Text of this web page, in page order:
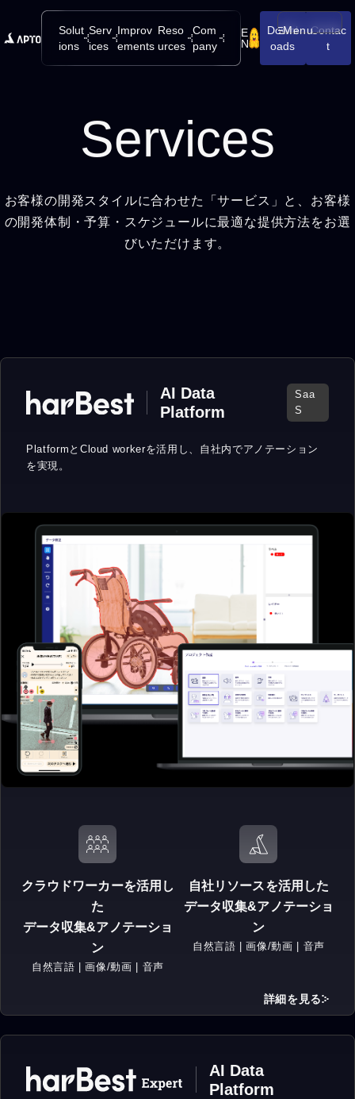
メニューを
Menu
Solut
ions
Serv
ices
Improv
ements
Reso
urces
Com
pany
E
N
Downl
oads
Contac
t
Services
お客様の開発スタイルに合わせた「サービス」と、お客様
の開発体制・予算・スケジュールに最適な提供方法をお選
びいただけます。
AI Data
Platform
Saa
S
PlatformとCloud workerを活用し、 自社内でアノテーション
を実現。
クラウドワーカーを活用し
た
データ収集&アノテーショ
ン
自然言語 | 画像/動画 | 音声
自社リソースを活用した
データ収集&アノテーショ
ン
自然言語 | 画像/動画 | 音声
詳細を見る
AI Data
Platform